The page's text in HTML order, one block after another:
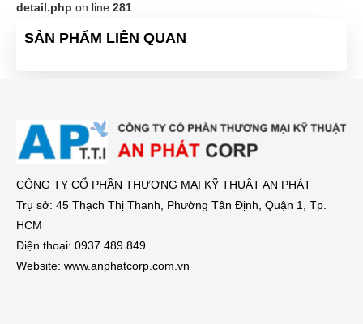
detail.php on line 281
SẢN PHẨM LIÊN QUAN
CÔNG TY CỔ PHẦN THƯƠNG MẠI KỸ THUẬT AN PHÁT
Trụ sở: 45 Thạch Thị Thanh, Phường Tân Định, Quận 1, Tp.
HCM
Điện thoại: 0937 489 849
Website: www.anphatcorp.com.vn